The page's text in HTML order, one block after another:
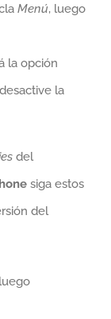
Menú, luego
la opción
la
del
siga estos
del